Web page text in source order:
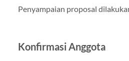
Penyampaian proposal
Konfirmasi Anggota